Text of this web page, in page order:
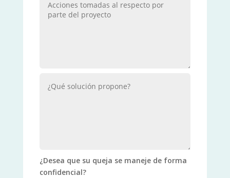
¿Desea que su queja se maneje de forma
confidencial?